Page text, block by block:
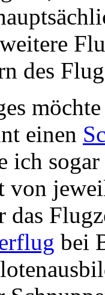
des
einen
ich
von
das
bei